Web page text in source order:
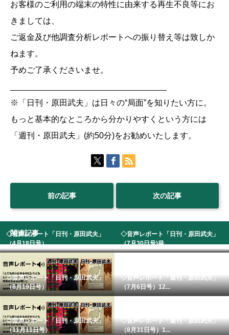
お客様のご利用の端末の特性に由来する再生不良等にお
きましては、
ご返金及び他調査分析レポートへの振り替え等は致しか
ねます。
予めご了承くださいませ。
※「日刊・原田武夫」は日々の“局面”を知りたい方に。
もっと基本的なところから分かりやすくという方には
「週刊・原田武夫」(約50分)をお勧めいたします。
前の記事 次の記事
関連記事
◇音声レポート「日刊・原田武夫」
（4月18日号） ...
◇音声レポート「日刊・原田武夫」
（7月30日号)発...
◇音声レポート「日刊・原田武夫」
（8月19日号）
◇音声レポート「週刊・原田武夫」
（7月6日号）12...
◇音声レポート「日刊・原田武夫」
（11月11日号）
◇音声レポート「週刊・原田武夫」
（8月31日号）1...